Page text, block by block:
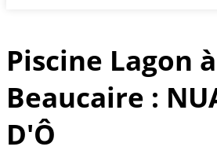
Piscine Lagon à
Beaucaire :
D'Ô